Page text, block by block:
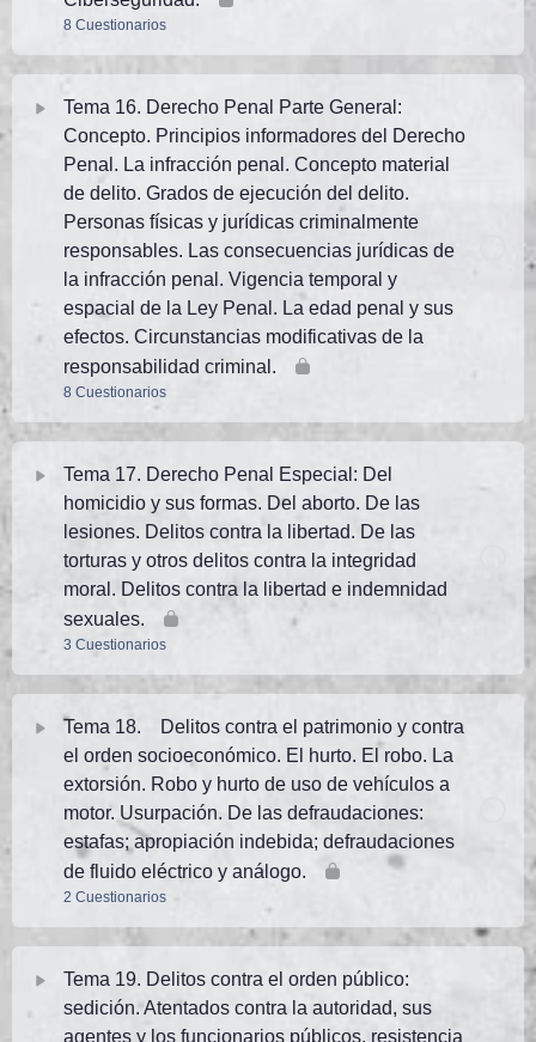
TEMA 13 PN. Test 7 (50 preguntas). Prof.:Salcedo
(abril25)
TEMA 13 PN. Test AVANZADO 1. (50 preguntas)
TEMA 14 PN. Test 3 (25 preguntas)
TEMA 14 PN. Test 4 (25 preguntas)
TEMA 14 PN. Test 5 (30 preguntas)
TEMA 14 PN. Test 7 (50 preguntas) Prof.:Salcedo
(abril25)
TEMA 14 PN. Test AVANZADO 1. (50 preguntas)
8 Cuestionarios
TEMA 15 PN. Test 1 (25 preguntas)
TEMA 15 PN. Test 2 (25 preguntas)
TEMA 15 PN. Test 3, (25 preguntas)
TEMA 15 PN. Test 4 (25 preguntas)
TEMA 15 PN. Test 5 (25 preguntas)
TEMA 15 PN. Test 6 (25 preguntas)
TEST ESTUDIO. TEMA 15 PN. Edición 2026. Test 7 (25
preguntas). Prof.:Salinas
TEST ESTUDIO. TEMA 15 PN. Edición 2026. Nivel
Avanzado. Test 8 (25 preguntas). Prof.:Salinas
Tema 16. Derecho Penal Parte General:
Concepto. Principios informadores del Derecho
Penal. La infracción penal. Concepto material
de delito. Grados de ejecución del delito.
Personas físicas y jurídicas criminalmente
responsables. Las consecuencias jurídicas de
la infracción penal. Vigencia temporal y
espacial de la Ley Penal. La edad penal y sus
efectos. Circunstancias modificativas de la
responsabilidad criminal.
8 Cuestionarios
TEMA 16 PN. Test 1 (25 preguntas)
TEMA 16 PN. Test 2 (25 preguntas)
TEMA 16 PN. Test 3 (25 preguntas)
TEMA 16 PN. Test 4 (25 preguntas)
TEMA 16 PN. Test 5 (25 preguntas)
TEMA 16 PN. Test 6 (25 preguntas)
TEMA 16 PN. Test 7 (25 preguntas)
TEMA 16 PN. Test 8 (25 preguntas)
Tema 17. Derecho Penal Especial: Del
homicidio y sus formas. Del aborto. De las
lesiones. Delitos contra la libertad. De las
torturas y otros delitos contra la integridad
moral. Delitos contra la libertad e indemnidad
sexuales.
3 Cuestionarios
TEMA 17 PN. Test 1 (30 preguntas)
TEMA 17 PN. Test 2 (30 preguntas)
TEST ESTUDIO. TEMA 17 PN. Edición 2026. Test 3 (40
preguntas). Prof.:Salinas
Tema 18. Delitos contra el patrimonio y contra
el orden socioeconómico. El hurto. El robo. La
extorsión. Robo y hurto de uso de vehículos a
motor. Usurpación. De las defraudaciones:
estafas; apropiación indebida; defraudaciones
de fluido eléctrico y análogo.
2 Cuestionarios
TEMA 18 PN. Test 1 (20 preguntas)
Tema 19. Delitos contra el orden público:
sedición. Atentados contra la autoridad, sus
agentes y los funcionarios públicos, resistencia